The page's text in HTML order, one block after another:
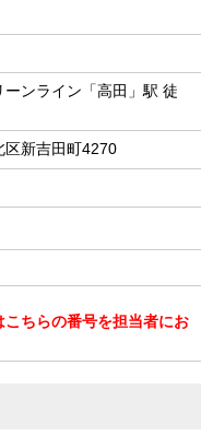
ンライン「高田」駅 徒
区新吉田町4270
こちらの番号を担当者にお